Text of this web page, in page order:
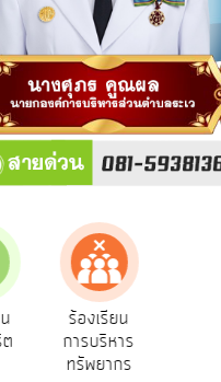
ร้องเรียน
การบริหาร
ทรัพยากร